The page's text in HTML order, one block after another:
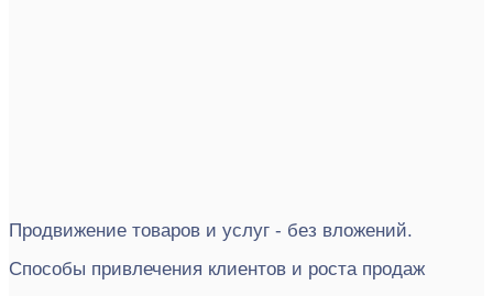
Продвижение товаров и услуг - без вложений.
Способы привлечения клиентов и роста продаж